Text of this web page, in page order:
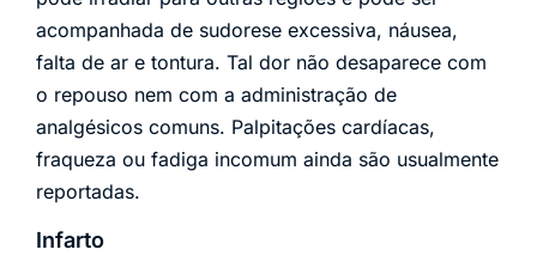
acompanhada de sudorese excessiva, náusea,
falta de ar e tontura. Tal dor não desaparece com
o repouso nem com a administração de
analgésicos comuns. Palpitações cardíacas,
fraqueza ou fadiga incomum ainda são usualmente
reportadas.
Infarto